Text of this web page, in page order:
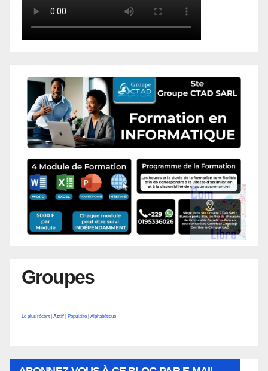
Groupes
Le plus récent Actif Populaire Alphabétique